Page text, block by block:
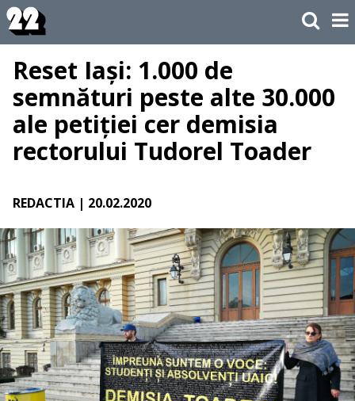
Reset Iași: 1.000 de
semnături peste alte 30.000
ale petiției cer demisia
rectorului Tudorel Toader
REDACTIA | 20.02.2020